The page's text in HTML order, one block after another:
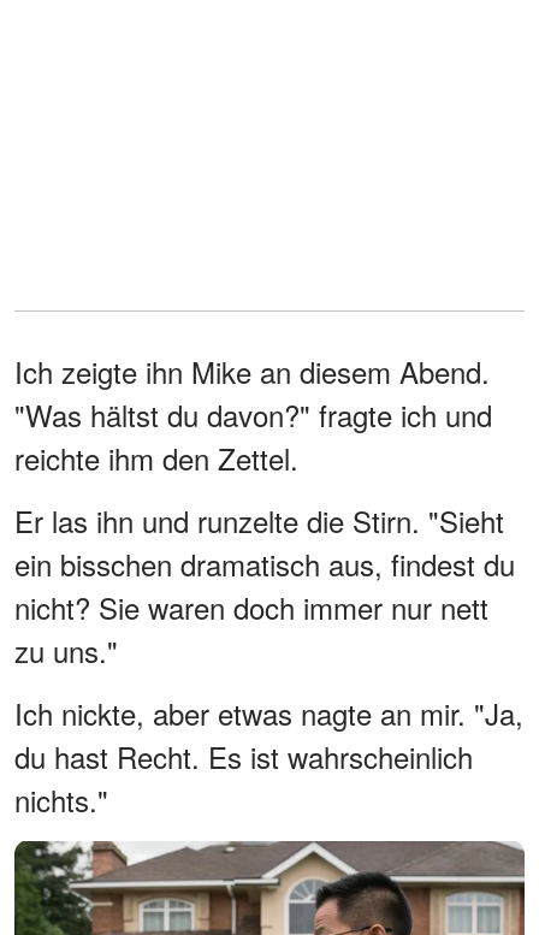
Ich zeigte ihn Mike an diesem Abend.
"Was hältst du davon?" fragte ich und
reichte ihm den Zettel.
Er las ihn und runzelte die Stirn. "Sieht
ein bisschen dramatisch aus, findest du
nicht? Sie waren doch immer nur nett
zu uns."
Ich nickte, aber etwas nagte an mir. "Ja,
du hast Recht. Es ist wahrscheinlich
nichts."